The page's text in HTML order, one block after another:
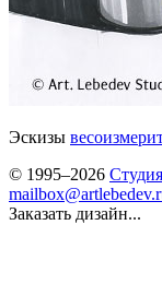
Эскизы
© 1995–2026
Заказать дизайн...